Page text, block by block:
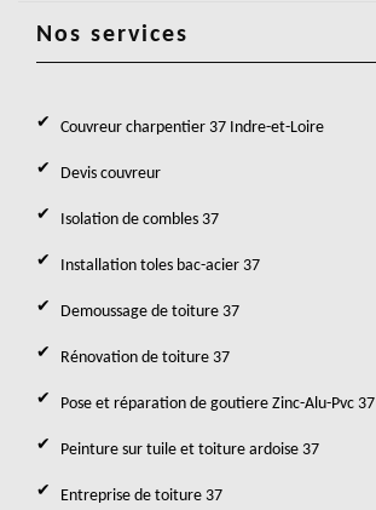
Nos services
Couvreur charpentier 37 Indre-et-Loire
Devis couvreur
Isolation de combles 37
Installation toles bac-acier 37
Demoussage de toiture 37
Rénovation de toiture 37
Pose et réparation de goutiere Zinc-Alu-Pvc 37
Peinture sur tuile et toiture ardoise 37
Entreprise de toiture 37